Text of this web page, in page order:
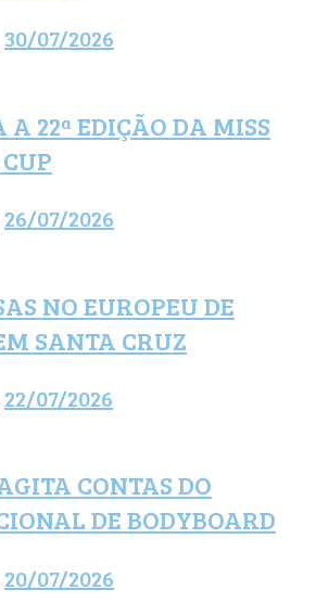
30/07/2026
22ª EDIÇÃO DA MISS
26/07/2026
NO EUROPEU DE
SANTA CRUZ
22/07/2026
CONTAS DO
DE BODYBOARD
20/07/2026